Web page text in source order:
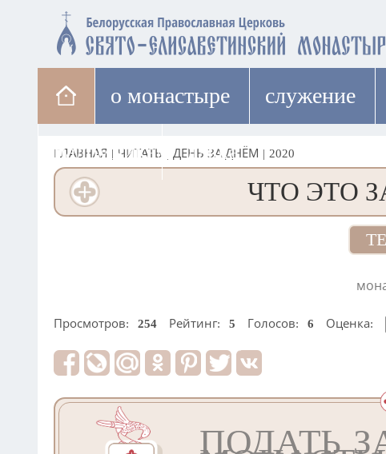
о монастыре cлужение
паломникам лавка
ГЛАВНАЯ | ЧИТАТЬ ДЕНЬ ЗА ДНЁМ | 2020
ЧТО ЭТО
Просмотров: 254 Рейтинг: 5 Голосов: 6 Оценка:
ПОДАТЬ